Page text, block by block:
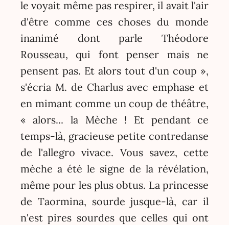
le voyait même pas respirer, il avait l'air
d'être comme ces choses du monde
inanimé dont parle Théodore
Rousseau, qui font penser mais ne
pensent pas. Et alors tout d'un coup »,
s'écria M. de Charlus avec emphase et
en mimant comme un coup de théâtre,
« alors... la Mèche ! Et pendant ce
temps-là, gracieuse petite contredanse
de l'allegro vivace. Vous savez, cette
mèche a été le signe de la révélation,
même pour les plus obtus. La princesse
de Taormina, sourde jusque-là, car il
n'est pires sourdes que celles qui ont